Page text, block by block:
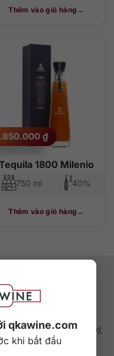
qkawine.com
khi bắt đầu
Thêm vào giỏ hàng
1800 Milenio
₫
750 ml 40%
Thêm vào giỏ hàng
HDMon (Hải Đăng City),
Thành phố Hà Nội